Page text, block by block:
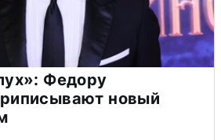
Федору
новый